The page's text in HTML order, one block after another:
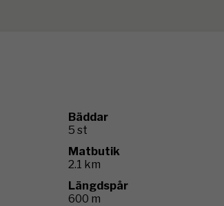
Bäddar
5 st
Matbutik
2.1 km
Längdspår
600 m